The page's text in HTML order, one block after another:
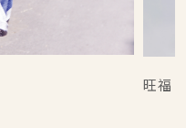
旺福